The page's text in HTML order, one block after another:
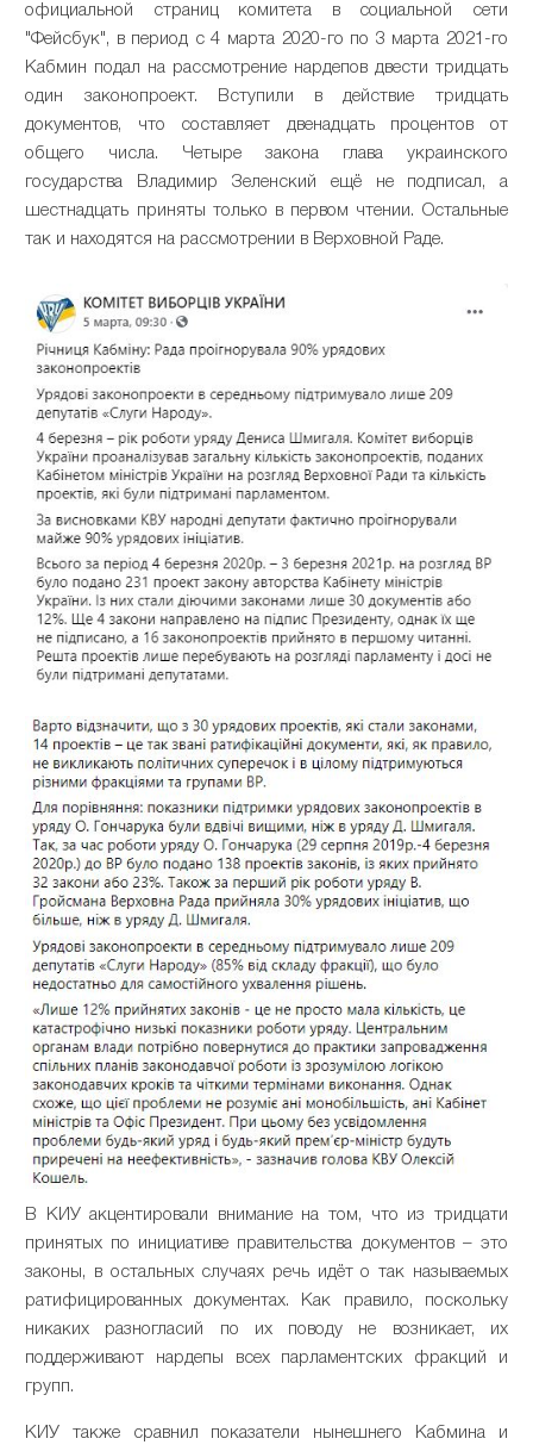
официальной страниц комитета в социальной сети
"Фейсбук", в период с 4 марта 2020-го по 3 марта 2021-го
Кабмин подал на рассмотрение нардепов двести тридцать
один законопроект. Вступили в действие тридцать
документов, что составляет двенадцать процентов от
общего числа. Четыре закона глава украинского
государства Владимир Зеленский ещё не подписал, а
шестнадцать приняты только в первом чтении. Остальные
так и находятся на рассмотрении в Верховной Раде.
В КИУ акцентировали внимание на том, что из тридцати
принятых по инициативе правительства документов – это
законы, в остальных случаях речь идёт о так называемых
ратифицированных документах. Как правило, поскольку
никаких разногласий по их поводу не возникает, их
поддерживают нардепы всех парламентских фракций и
групп.
КИУ также сравнил показатели нынешнего Кабмина и